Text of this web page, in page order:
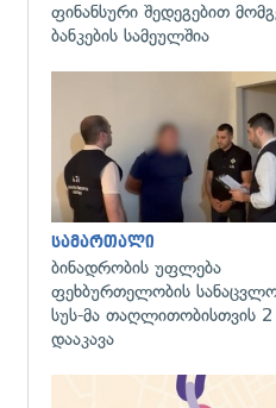
ფინანსური შედეგებით
ბანკების სამეულშია
სამართალი
ბინადრობის უფლება
ფეხბურთელობის
სუს-მა თაღლითობისთვის 2
დააკავა